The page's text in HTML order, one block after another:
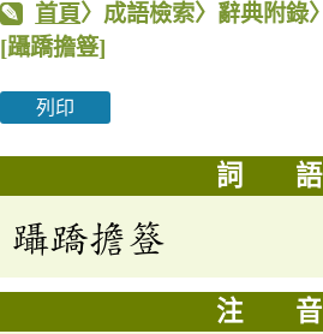
首頁〉成語檢索〉辭典附錄
[躡蹻擔簦]
列印
詞 語
躡蹻擔簦
注 音